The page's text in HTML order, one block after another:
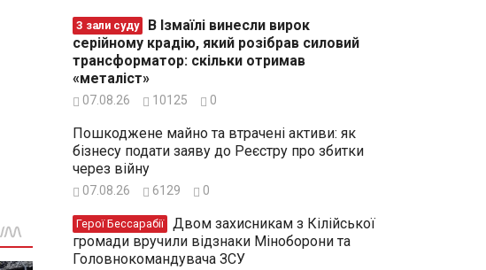
З зали суду
серійному крадію, який розібрав силовий
трансформатор: скільки отримав
«металіст»
07.08.26 10125 0
Пошкоджене майно та втрачені активи: як
бізнесу подати заяву до Реєстру про збитки
через війну
07.08.26 6129 0
Герої Бессарабії
громади вручили відзнаки Міноборони та
Головнокомандувача ЗСУ